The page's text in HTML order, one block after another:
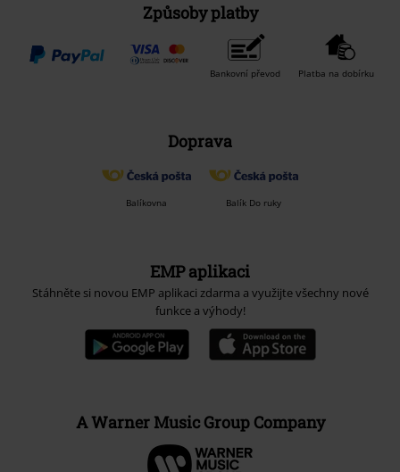
Způsoby platby
Bankovní převod Platba na dobírku
Doprava
Balíkovna Balík Do ruky
EMP aplikaci
Stáhněte si novou EMP aplikaci zdarma a využijte všechny nové
funkce a výhody!
A Warner Music Group Company